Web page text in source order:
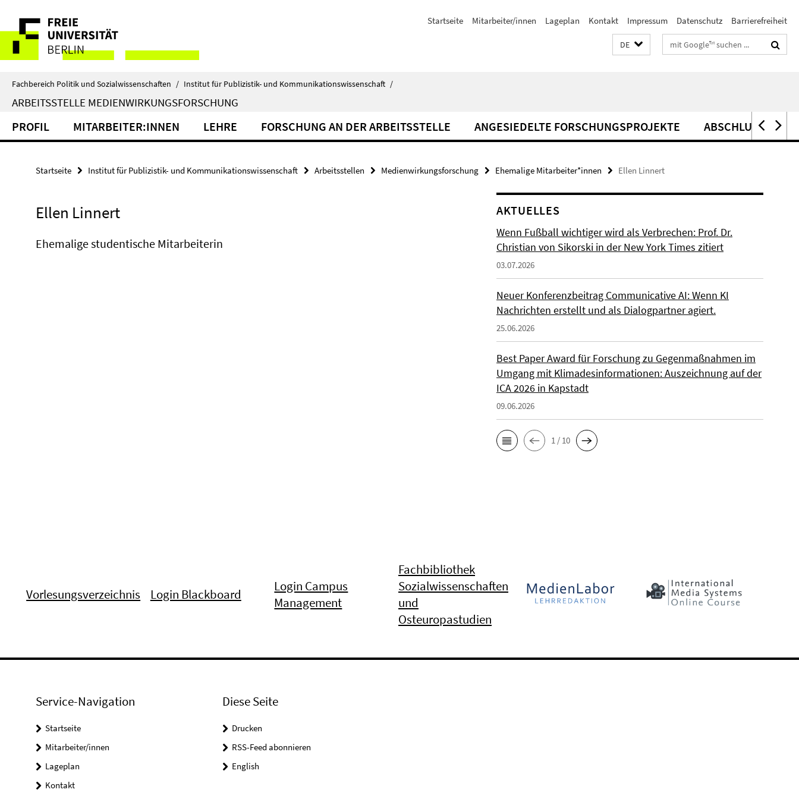
direkt
Inhalt
Service-
Navigation
Startseite Mitarbeiter/innen Lageplan Kontakt Impressum Datenschutz Barrierefreiheit
DE Suchbegriffe
Fachbereich Politik und Sozialwissenschaften / Institut für Publizistik- und Kommunikationswissenschaft /
ARBEITSSTELLE MEDIENWIRKUNGSFORSCHUNG
PROFIL MITARBEITER:INNEN LEHRE FORSCHUNG AN DER ARBEITSSTELLE ANGESIEDELTE FORSCHUNGSPROJEKTE
Startseite Institut für Publizistik- und Kommunikationswissenschaft Arbeitsstellen Medienwirkungsforschung Ehemalige Mitarbeiter*innen Ellen Linnert
Ellen Linnert
Ehemalige studentische Mitarbeiterin
AKTUELLES
Wenn Fußball wichtiger wird als Verbrechen: Prof. Dr.
Christian von Sikorski in der New York Times zitiert
03.07.2026
Neuer Konferenzbeitrag Communicative AI: Wenn KI
Nachrichten erstellt und als Dialogpartner agiert.
25.06.2026
Best Paper Award für Forschung zu Gegenmaßnahmen im
Umgang mit Klimadesinformationen: Auszeichnung auf der
ICA 2026 in Kapstadt
09.06.2026
1 / 10
Vorlesungsverzeichnis Login Blackboard
Login Campus
Management
Fachbibliothek
Sozialwissenschaften
und
Osteuropastudien
Service-Navigation
Startseite
Mitarbeiter/innen
Lageplan
Kontakt
Diese Seite
Drucken
RSS-Feed abonnieren
English